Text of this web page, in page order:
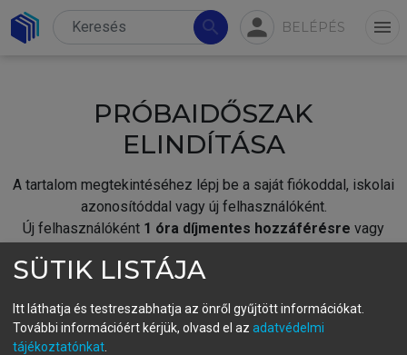
search person BELÉPÉS menu
PRÓBAIDŐSZAK
ELINDÍTÁSA
A tartalom megtekintéséhez lépj be a saját fiókoddal, iskolai
azonosítóddal vagy új felhasználóként.
Új felhasználóként 1 óra díjmentes hozzáférésre vagy
fiókoddal,vagy hozz létre új fiókot.
A regisztráció után apróbaidőszakautomatikusan
SÜTIK LISTÁJA
Itt láthatja és testreszabhatja az önről gyűjtött információkat.
További információért kérjük, olvasd el az adatvédelmi
tájékoztatónkat